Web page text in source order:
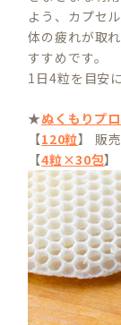
よう、カプセ
体の疲れが取
すすめです。
1日4粒を目安
★ぬくもりプ
【120粒】 販
【4粒×30包